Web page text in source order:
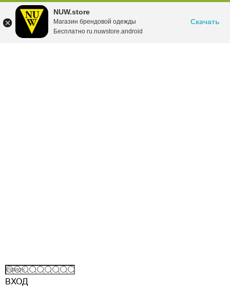
NUW.store
Магазин брендовой одежды
Бесплатно ru.nuwstore.android
Скачать
ВХОД